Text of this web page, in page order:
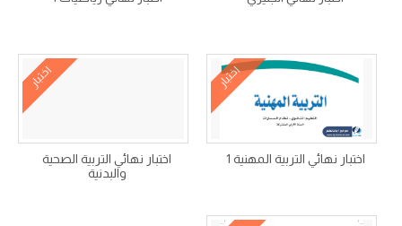
اختبار
اختبار نهائي التربية المهنية 1
اختبار
اختبار نهائي التربية الصحية
والبدنية